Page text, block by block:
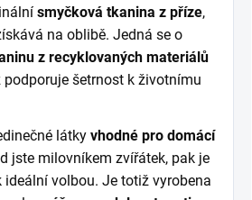
smyčková tkanina z příze,
na oblibě. Jedná se o
z recyklovaných materiálů
podporuje šetrnost k životnímu
látky vhodné pro domácí
jste milovníkem zvířátek, pak je
ideální volbou. Je totiž vyrobena